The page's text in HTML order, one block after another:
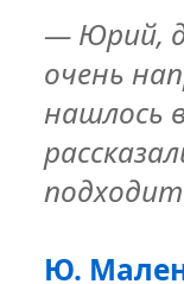
— Юрий,
очень
нашлось
Ю.